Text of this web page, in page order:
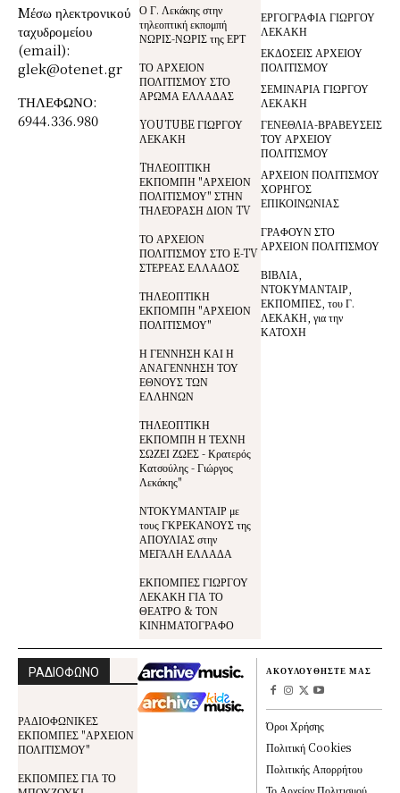
Mέσω ηλεκτρονικού
ταχυδρομείου
(email):
glek@otenet.gr
ΤΗΛΕΦΩΝΟ:
6944.336.980
Ο Γ. Λεκάκης στην
τηλεοπτική εκπομπή
ΝΩΡΙΣ-ΝΩΡΙΣ της ΕΡΤ
ΤΟ ΑΡΧΕΙΟΝ
ΠΟΛΙΤΙΣΜΟΥ ΣΤΟ
ΑΡΩΜΑ ΕΛΛΑΔΑΣ
YOUTUBE ΓΙΩΡΓΟΥ
ΛΕΚΑΚΗ
TΗΛΕΟΠΤΙΚΗ
ΕΚΠΟΜΠΗ "ΑΡΧΕΙΟΝ
ΠΟΛΙΤΙΣΜΟΥ" ΣΤΗΝ
ΤΗΛΕΌΡΑΣΗ ΔΙΟΝ TV
ΤΟ ΑΡΧΕΙΟΝ
ΠΟΛΙΤΙΣΜΟΥ ΣΤΟ E-TV
ΣΤΕΡΕΑΣ ΕΛΛΑΔΟΣ
ΤΗΛΕΟΠΤΙΚΗ
ΕΚΠΟΜΠΗ "ΑΡΧΕΙΟΝ
ΠΟΛΙΤΙΣΜΟΥ"
Η ΓΕΝΝΗΣΗ ΚΑΙ Η
ΑΝΑΓΕΝΝΗΣΗ ΤΟΥ
ΕΘΝΟΥΣ ΤΩΝ
ΕΛΛΗΝΩΝ
ΤΗΛΕΟΠΤΙΚΗ
ΕΚΠΟΜΠΗ Η ΤΕΧΝΗ
ΣΩΖΕΙ ΖΩΕΣ - Κρατερός
Κατσούλης - Γιώργος
Λεκάκης"
ΝΤΟΚΥΜΑΝΤΑΙΡ με
τους ΓΚΡΕΚΑΝΟΥΣ της
ΑΠΟΥΛΙΑΣ στην
ΜΕΓΑΛΗ ΕΛΛΑΔΑ
ΕΚΠΟΜΠΕΣ ΓΙΩΡΓΟΥ
ΛΕΚΑΚΗ ΓΙΑ ΤΟ
ΘΕΑΤΡΟ & ΤΟΝ
ΚΙΝΗΜΑΤΟΓΡΑΦΟ
ΕΡΓΟΓΡΑΦΙΑ ΓΙΩΡΓΟΥ
ΛΕΚΑΚΗ
ΕΚΔΟΣΕΙΣ ΑΡΧΕΙΟΥ
ΠΟΛΙΤΙΣΜΟΥ
ΣΕΜΙΝΑΡΙΑ ΓΙΩΡΓΟΥ
ΛΕΚΑΚΗ
ΓΕΝΕΘΛΙΑ-ΒΡΑΒΕΥΣΕΙΣ
ΤΟΥ ΑΡΧΕΙΟΥ
ΠΟΛΙΤΙΣΜΟΥ
ΑΡΧΕΙΟΝ ΠΟΛΙΤΙΣΜΟΥ
ΧΟΡΗΓΟΣ
ΕΠΙΚΟΙΝΩΝΙΑΣ
ΓΡΑΦΟΥΝ ΣΤΟ
ΑΡΧΕΙΟΝ ΠΟΛΙΤΙΣΜΟΥ
ΒΙΒΛΙΑ,
ΝΤΟΚΥΜΑΝΤΑΙΡ,
ΕΚΠΟΜΠΕΣ, του Γ.
ΛΕΚΑΚΗ, για την
ΚΑΤΟΧΗ
ΡΑΔΙΟΦΩΝΟ
ΡΑΔΙΟΦΩΝΙΚΕΣ
ΕΚΠΟΜΠΕΣ "ΑΡΧΕΙΟΝ
ΠΟΛΙΤΙΣΜΟΥ"
ΕΚΠΟΜΠΕΣ ΓΙΑ ΤΟ
ΑΚΟΥΛΟΥΘΗΣΤΕ ΜΑΣ
Όροι Χρήσης
Πολιτική Cookies
Πολιτικής Απορρήτου
Το Αρχείον Πολιτισμού